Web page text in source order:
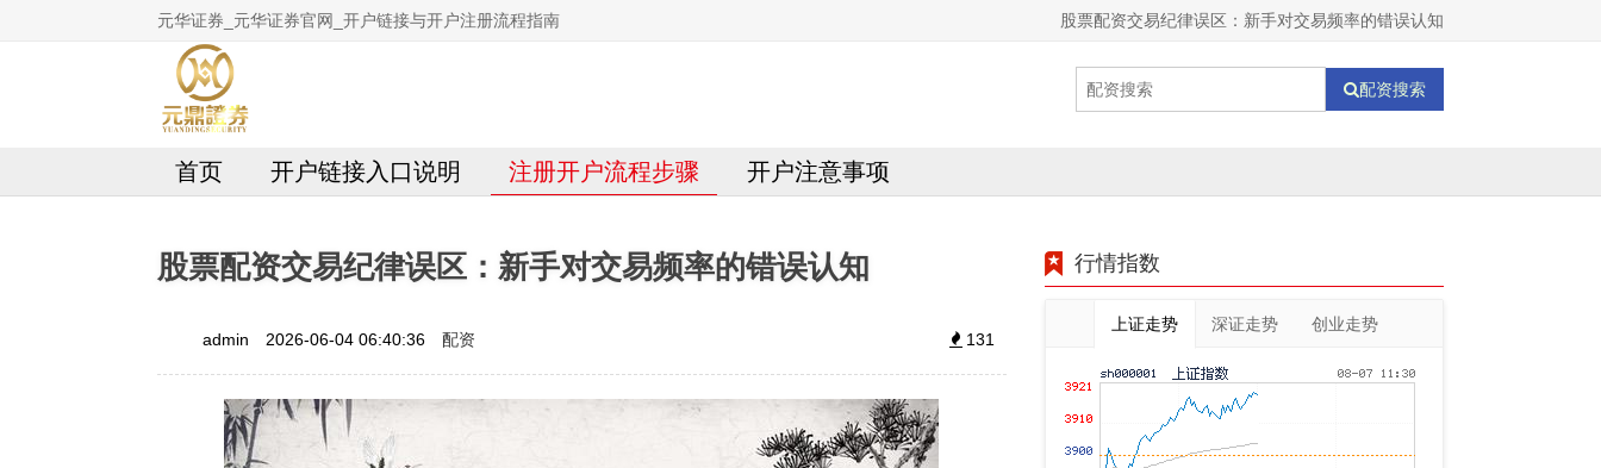
元华证券_元华证券官网_开户链接与开户注册流程指南 股票配资交易纪律误区：新手对交易频率的错误认知
配资搜索
首页 开户链接入口说明 注册开户流程步骤 开户注意事项
股票配资交易纪律误区：新手对交易频率的错误认知
admin 2026-06-04 06:40:36 配资 131
行情指数
上证走势 深证走势 创业走势